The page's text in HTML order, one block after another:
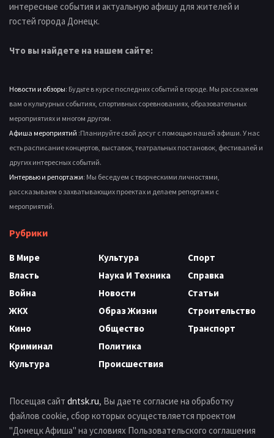
интересные события и актуальную афишу для жителей и
гостей города Донецк.
Что вы найдете на нашем сайте:
Новости и обзоры: Будьте в курсе последних событий в городе. Мы расскажем
вам о культурных событиях, спортивных соревнованиях, образовательных
мероприятиях и многом другом.
Афиша мероприятий :Планируйте свой досуг с помощью нашей афиши. У нас
есть расписание концертов, выставок, театральных постановок, фестивалей и
других интересных событий.
Интервью и репортажи: Мы беседуем с творческими личностями,
рассказываем о захватывающих проектах и делаем репортажи с
мероприятий.
Рубрики
В Мире
Власть
Война
ЖКХ
Кино
Криминал
Культура
Культура
Наука И Техника
Новости
Образ Жизни
Общество
Политика
Происшествия
Спорт
Справка
Статьи
Строительство
Транспорт
Посещая сайт dntsk.ru, Вы даете согласие на обработку
файлов cookie, сбор которых осуществляется проектом
"Донецк Афиша" на условиях Пользовательского соглашения